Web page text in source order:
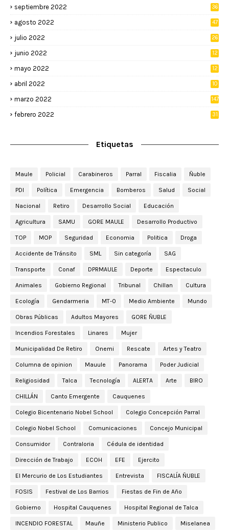
septiembre 2022 36
agosto 2022 47
julio 2022 26
junio 2022
12
mayo 2022
12
abril 2022
10
marzo 2022 147
febrero 2022 31
Etiquetas
Maule Policial Carabineros Parral Fiscalia Ñuble
PDI Política Emergencia Bomberos Salud Social
Nacional Retiro Desarrollo Social Educación
Agricultura SAMU GORE MAULE Desarrollo Productivo
TOP MOP Seguridad Economia Politica Droga
Accidente de Tránsito SML Sin categoría SAG
Transporte Conaf DPRMAULE Deporte Espectaculo
Animales Gobierno Regional Tribunal Chillan Cultura
Ecología Gendarmeria MT-0 Medio Ambiente Mundo
Obras Públicas Adultos Mayores GORE ÑUBLE
Incendios Forestales Linares Mujer
Municipalidad De Retiro Onemi Rescate Artes y Teatro
Columna de opinion Mauule Panorama Poder Judicial
Religiosidad Talca Tecnología ALERTA Arte BIRO
CHILLÁN Canto Emergente Cauquenes
Colegio Bicentenario Nobel School Colegio Concepción Parral
Colegio Nobel School Comunicaciones Concejo Municipal
Consumidor Contraloria Cédula de identidad
Dirección de Trabajo ECOH EFE Ejercito
El Mercurio de Los Estudiantes Entrevista FISCALÍA ÑUBLE
FOSIS Festival de Los Barrios Fiestas de Fin de Año
Gobierno Hospital Cauquenes Hospital Regional de Talca
INCENDIO FORESTAL Mauñe Ministerio Publico Miselanea